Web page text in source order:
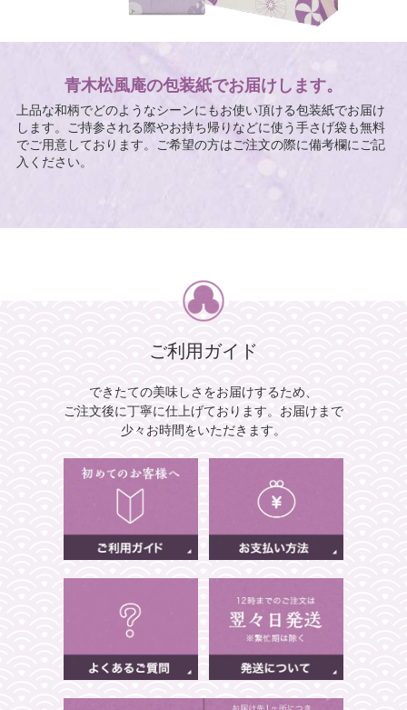
青木松風庵の包装紙でお届けします。
上品な和柄でどのようなシーンにもお使い頂ける包装紙でお届け
します。ご持参される際やお持ち帰りなどに使う手さげ袋も無料
でご用意しております。ご希望の方はご注文の際に備考欄にご記
入ください。
ご利用ガイド
できたての美味しさをお届けするため、
ご注文後に丁寧に仕上げております。 お届けまで
少々お時間をいただきます。